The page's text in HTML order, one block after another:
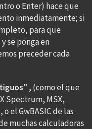
o Enter) hace que
inmediatamente; si
para que
se ponga en
preceder cada
, (como el que
Spectrum, MSX,
el GwBASIC de las
muchas calculadoras